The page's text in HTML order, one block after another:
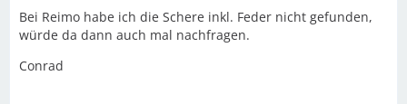
Bei Reimo habe ich die Schere inkl. Feder nicht gefunden,
würde da dann auch mal nachfragen.
Conrad